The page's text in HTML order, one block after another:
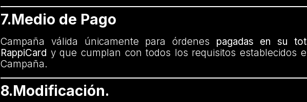
7.Medio de Pago
Campaña válida únicamente para órdenes pagadas en su
RappiCard y que cumplan con todos los requisitos establecidos
Campaña.
8.Modificación.